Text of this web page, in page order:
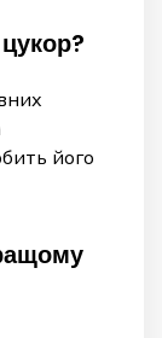
його